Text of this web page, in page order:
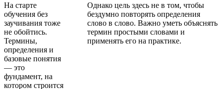
На старте
обучения без
заучивания тоже
не обойтись.
Термины,
определения и
базовые понятия
— это
фундамент, на
котором строится
Однако цель здесь не в том, чтобы
бездумно повторять определения
слово в слово. Важно уметь объяснять
термин простыми словами и
применять его на практике.